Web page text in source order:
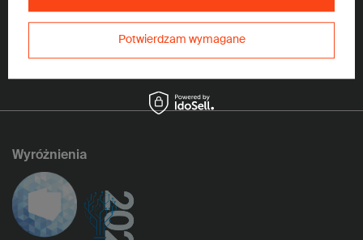
Chcę odebrać 5% zniżkę na zakup opakowań z tektury falistej i
Wyróżnienia
Potwierdzam wymagane